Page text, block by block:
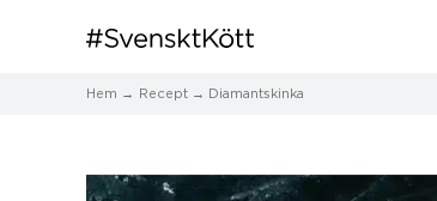
Hem Recept Diamantskinka